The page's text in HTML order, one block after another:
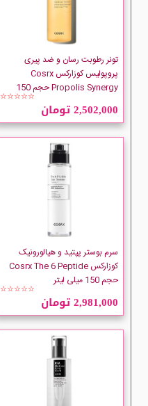
تونر رطوبت رسان و ضد پیری
پروپولیس کوزارکس Cosrx
Propolis Synergy حجم 150
☆☆☆☆☆
2,502,000 تومان
سرم بوستر پپتید و هیالورونیک
کوزارکس Cosrx The 6 Peptide
حجم 150 میلی لیتر
☆☆☆☆☆
2,981,000 تومان